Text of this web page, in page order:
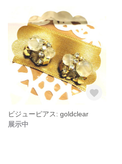
ビジューピアス: goldclear
展示中